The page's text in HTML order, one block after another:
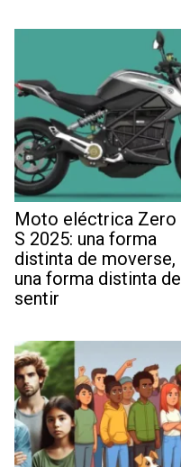
Moto eléctrica Zero
S 2025: una forma
distinta de moverse,
una forma distinta de
sentir